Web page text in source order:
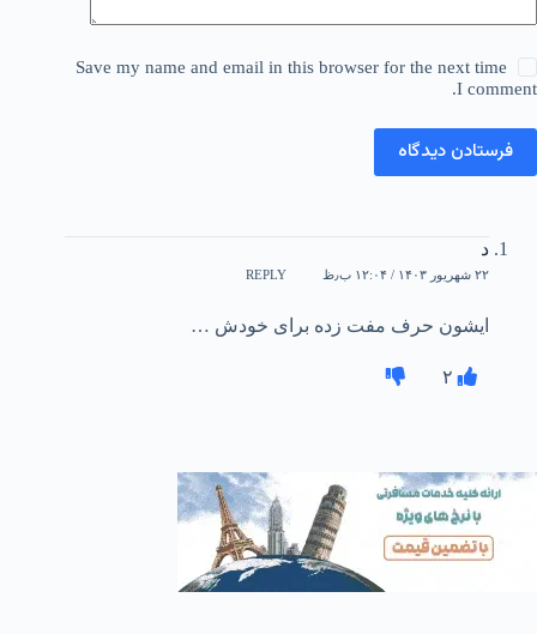
Save my name and email in this browser for the next time
I comment.
فرستادن دیدگاه
د
۲۲ شهریور ۱۴۰۳ / ۱۲:۰۴ ب٫ظ REPLY
ایشون حرف مفت زده برای خودش …
۲